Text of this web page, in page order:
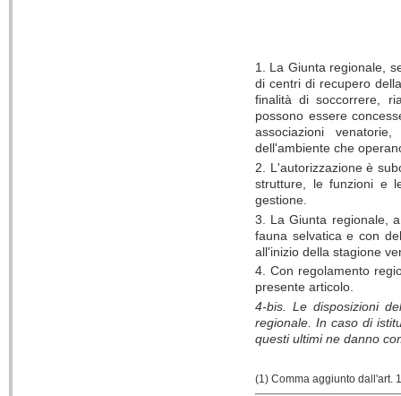
1. La Giunta regionale,
di centri di recupero
finalità di soccorrere,
possono essere
associazioni
dell'ambiente che
2. L'autorizzazione è
strutture, le funzioni e
gestione.
3. La Giunta regionale,
fauna selvatica e con
all'inizio della stagione
4. Con regolamento
presente articolo.
4-bis. Le disposizioni
regionale. In caso di
questi ultimi ne danno
(1) Comma aggiunto dall'art.